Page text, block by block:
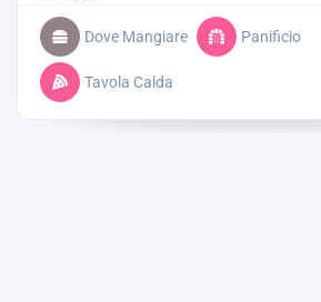
Dove Mangiare Panificio
Tavola Calda